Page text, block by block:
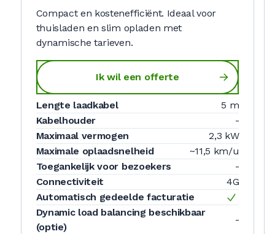
Compact en kostenefficiënt. Ideaal voor
thuisladen en slim opladen met
dynamische tarieven.
Ik wil een offerte
Lengte laadkabel
5 m
Kabelhouder
-
Maximaal vermogen
2,3 kW
Maximale oplaadsnelheid
~11,5 km/u
Toegankelijk voor bezoekers
-
Connectiviteit
4G
Automatisch gedeelde facturatie
Dynamic load balancing beschikbaar
(optie)
-